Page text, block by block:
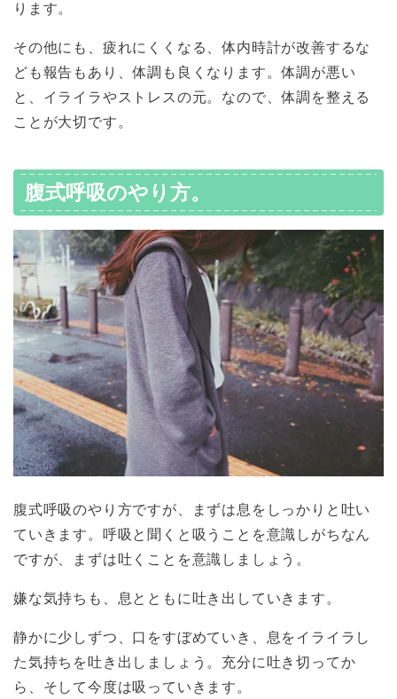
ります。
その他にも、疲れにくくなる、体内時計が改善するな
ども報告もあり、体調も良くなります。体調が悪い
と、イライラやストレスの元。なので、体調を整える
ことが大切です。
腹式呼吸のやり方。
腹式呼吸のやり方ですが、まずは息をしっかりと吐い
ていきます。呼吸と聞くと吸うことを意識しがちなん
ですが、まずは吐くことを意識しましょう。
嫌な気持ちも、息とともに吐き出していきます。
静かに少しずつ、口をすぼめていき、息をイライラし
た気持ちを吐き出しましょう。充分に吐き切ってか
ら、そして今度は吸っていきます。